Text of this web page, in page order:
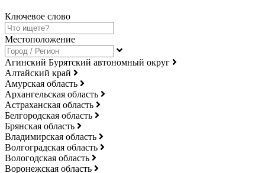
Ключевое слово
Местоположение
Агинский Бурятский автономный округ
Алтайский край
Амурская область
Архангельская область
Астраханская область
Белгородская область
Брянская область
Владимирская область
Волгоградская область
Вологодская область
Воронежская область